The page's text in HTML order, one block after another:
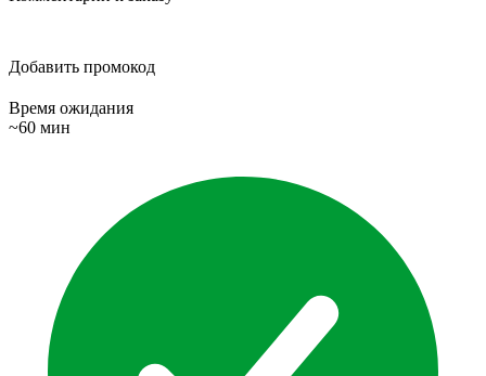
Добавить промокод
Время ожидания
~60 мин